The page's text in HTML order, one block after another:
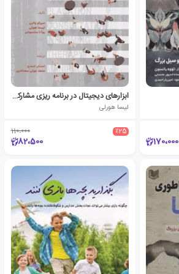
170،000
ابزارهای دیجیتال در برنامه ریزی مشارکتی
لیسا هورلی
٪25 110،000
82،500